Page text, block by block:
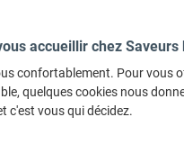
accueillir chez Saveurs
confortablement. Pour vous
quelques cookies nous
c'est vous qui décidez.